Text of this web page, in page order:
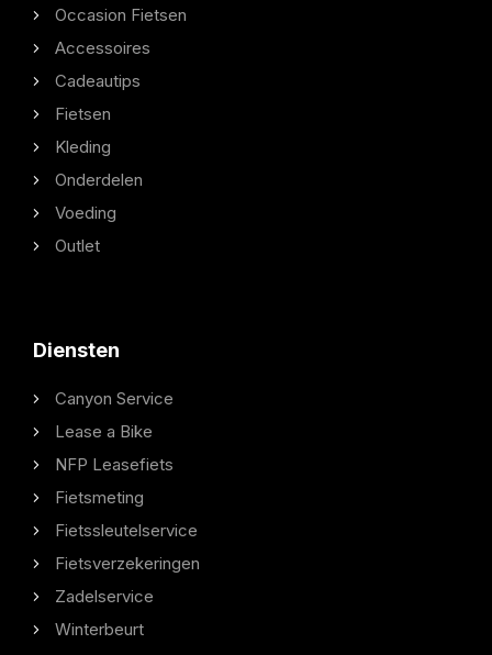
Occasion Fietsen
Accessoires
Cadeautips
Fietsen
Kleding
Onderdelen
Voeding
Outlet
Diensten
Canyon Service
Lease a Bike
NFP Leasefiets
Fietsmeting
Fietssleutelservice
Fietsverzekeringen
Zadelservice
Winterbeurt